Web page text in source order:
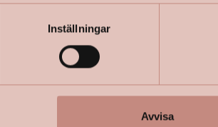
Inställningar
Avvisa